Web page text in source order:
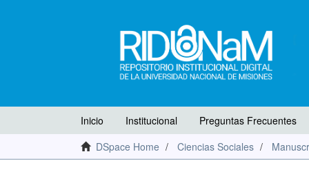
Inicio Institucional
Preguntas Frecuentes
DSpace Home
Ciencias Sociales